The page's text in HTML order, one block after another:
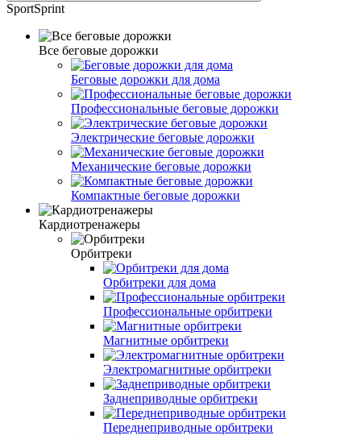
SportSprint
Все беговые дорожки
Беговые дорожки для дома
Профессиональные беговые дорожки
Электрические беговые дорожки
Механические беговые дорожки
Компактные беговые дорожки
Кардиотренажеры
Орбитреки
Орбитреки для дома
Профессиональные орбитреки
Магнитные орбитреки
Электромагнитные орбитреки
Заднеприводные орбитреки
Переднеприводные орбитреки